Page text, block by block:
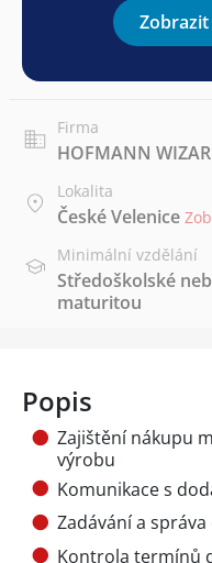
Firma
HOFMANN
Lokalita
České Velenice
Minimální vzdělání
Středoškolské
maturitou
Popis
Zajištění nákupu
výrobu
Komunikace s
Zadávání a
Kontrola termínů